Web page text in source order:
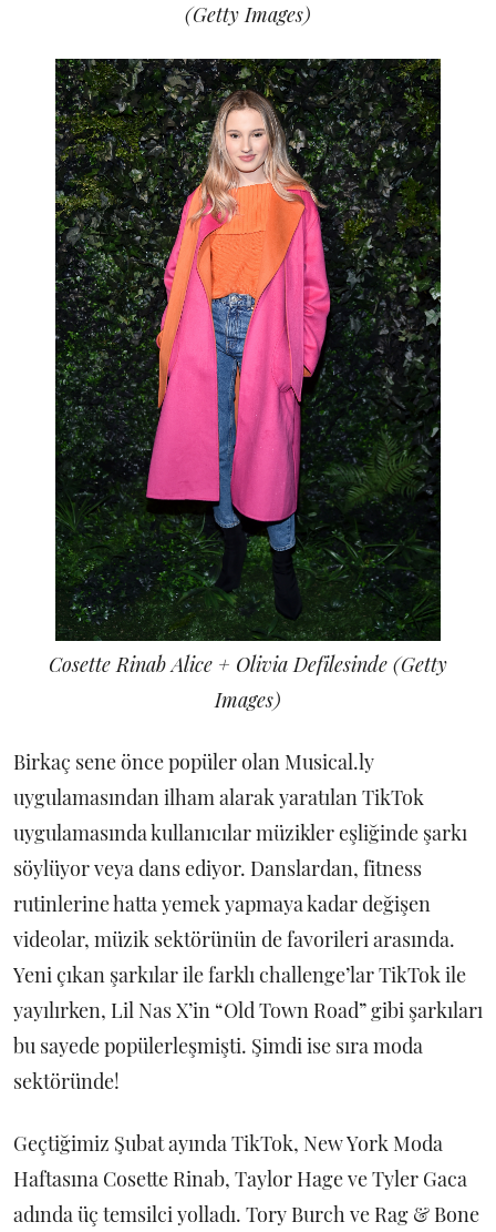
(Getty Images)
Cosette Rinab Alice + Olivia Defilesinde (Getty
Images)
Birkaç sene önce popüler olan Musical.ly
uygulamasından ilham alarak yaratılan TikTok
uygulamasında kullanıcılar müzikler eşliğinde şarkı
söylüyor veya dans ediyor. Danslardan, fitness
rutinlerine hatta yemek yapmaya kadar değişen
videolar, müzik sektörünün de favorileri arasında.
Yeni çıkan şarkılar ile farklı challenge’lar TikTok ile
yayılırken, Lil Nas X’in “Old Town Road” gibi şarkıları
bu sayede popülerleşmişti. Şimdi ise sıra moda
sektöründe!
Geçtiğimiz Şubat ayında TikTok, New York Moda
Haftasına Cosette Rinab, Taylor Hage ve Tyler Gaca
adında üç temsilci yolladı. Tory Burch ve Rag & Bone